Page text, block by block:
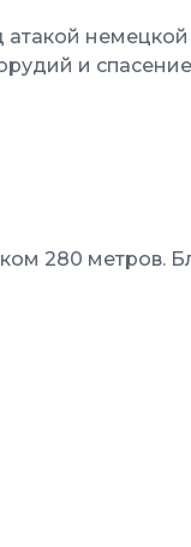
атакой
и
280 метров.